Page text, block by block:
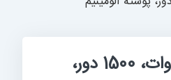
الکتروموتور الکتروژن سه فاز 15 اسب، 11کیلووات، 1500 دور،